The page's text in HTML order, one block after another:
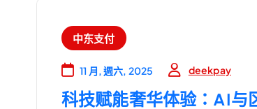
中东支付
11 月, 週六, 2025 deekpay
科技赋能奢华体验：AI与